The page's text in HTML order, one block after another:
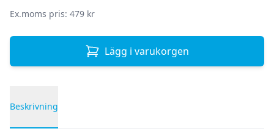
Ex.moms pris: 479 kr
Lägg i varukorgen
Beskrivning